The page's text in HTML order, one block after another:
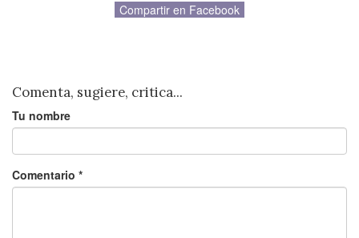
Compartir en Facebook
Comenta, sugiere, critica...
Tu nombre
Comentario *